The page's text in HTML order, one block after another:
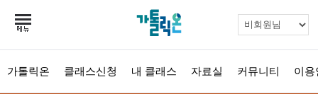
가톨릭온 클래스신청 내 클래스 자료실 커뮤니티 이용